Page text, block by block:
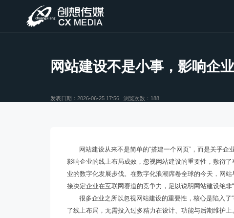
网站建设不是小事，影响企
发表日期：2026-06-25 17:56 浏览次数：188
网站建设从来不是简单的“搭建一个网页”，而是关乎
影响企业的线上布局成效，忽视网站建设的重要性，敷衍
业的数字化发展步伐。在数字化浪潮席卷全球的今天，网
接决定企业在互联网赛道的竞争力，足以说明网站建设绝非
很多企业之所以忽视网站建设的重要性，核心是陷入
了线上布局，无需投入过多精力在设计、功能与后期维护